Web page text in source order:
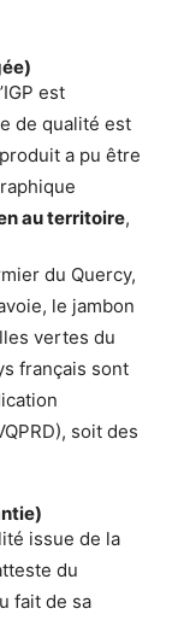
est
de qualité est
a pu être
au territoire,
du Quercy,
le jambon
vertes du
français sont
soit des
issue de la
du
fait de sa